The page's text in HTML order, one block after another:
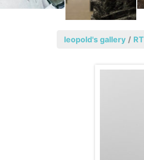
leopold's gallery / RT